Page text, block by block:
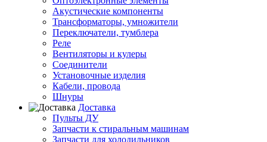
Акустические компоненты
Трансформаторы, умножители
Переключатели, тумблера
Реле
Вентиляторы и кулеры
Соединители
Установочные изделия
Кабели, провода
Шнуры
Доставка
Пульты ДУ
Запчасти к стиральным машинам
Запчасти для холодильников